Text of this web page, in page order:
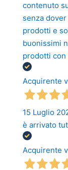
contenuto
senza
prodotti e
buonissimi
prodotti con
Acquirente
15 Luglio
è arrivato
Acquirente